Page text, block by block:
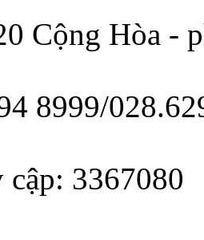
Cộng Hòa -
8999/
3367080